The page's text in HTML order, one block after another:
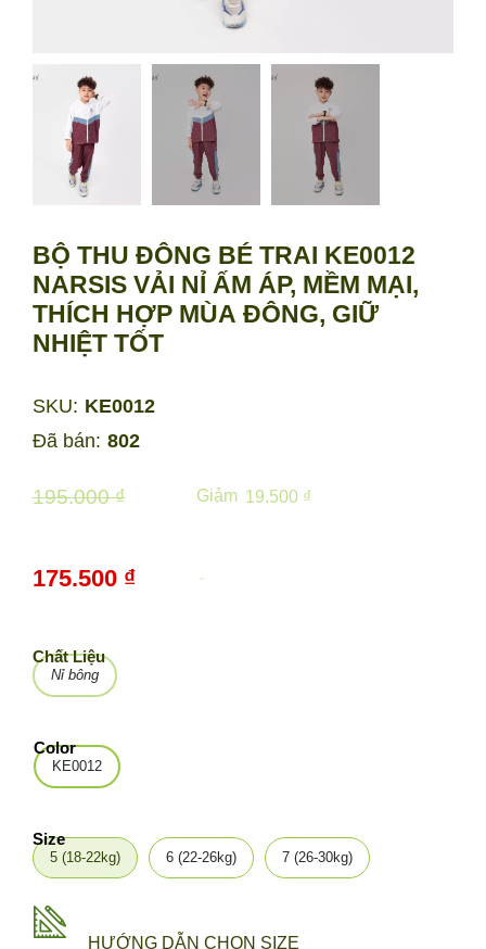
BỘ THU ĐÔNG BÉ TRAI KE0012
NARSIS VẢI NỈ ẤM ÁP, MỀM MẠI,
THÍCH HỢP MÙA ĐÔNG, GIỮ
NHIỆT TỐT
Đã bán: 802
5 (18-22kg) 6 (22-26kg) 7 (26-30kg)
Size
Nỉ bông
Chất Liệu
KE0012
Color
HƯỚNG DẪN CHỌN SIZE
-
175.500 ₫
195.000 ₫ 19.500 ₫
Giảm
SKU: KE0012